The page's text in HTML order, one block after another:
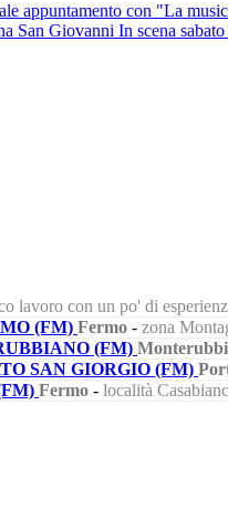
appuntamento con "La
San Giovanni In scena
lavoro con un po' di
(FM) Fermo - zona
(FM)
SAN GIORGIO (FM)
Fermo - località